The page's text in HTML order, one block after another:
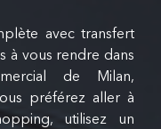
avec transfert
à vous rendre dans
de Milan,
préférez aller à
utilisez un